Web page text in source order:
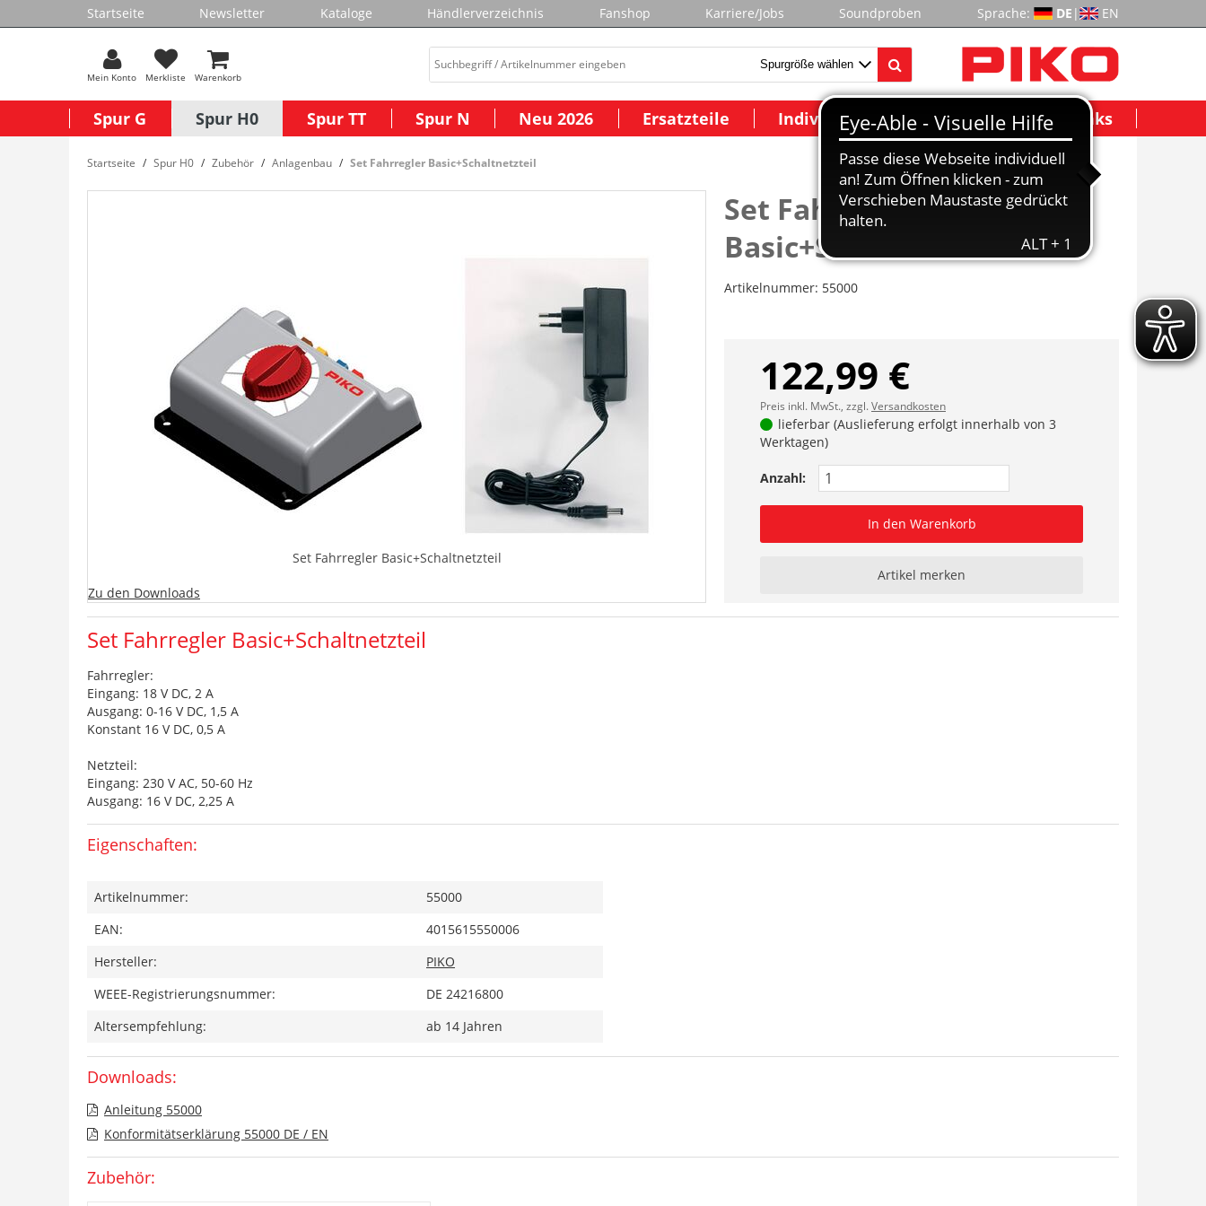
Startseite Newsletter Kataloge Händlerverzeichnis Fanshop Karriere/Jobs Soundproben Sprache: DE | EN
Mein Konto Merkliste Warenkorb
Spur G Spur H0 Spur TT Spur N Neu 2026 Ersatzteile Individuelle Modelle Wichtige Links
Startseite Spur H0 Zubehör Anlagenbau Set Fahrregler Basic+Schaltnetzteil
Set Fahrregler Basic+Schaltnetzteil
Zu den Downloads
Set Fahrregler
Basic+Schaltnetzteil
Artikelnummer: 55000
122,99 €
Preis inkl. MwSt., zzgl.Versandkosten
lieferbar (Auslieferung erfolgt innerhalb von 3
Werktagen)
Anzahl:
In den Warenkorb
Artikel merken
Set Fahrregler Basic+Schaltnetzteil
Fahrregler:
Eingang: 18 V DC, 2 A
Ausgang: 0-16 V DC, 1,5 A
Konstant 16 V DC, 0,5 A
Netzteil:
Eingang: 230 V AC, 50-60 Hz
Ausgang: 16 V DC, 2,25 A
Eigenschaften:
Artikelnummer:
55000
EAN:
4015615550006
Hersteller:
PIKO
WEEE-Registrierungsnummer:
DE 24216800
Altersempfehlung:
ab 14 Jahren
Downloads:
Anleitung 55000
Konformitätserklärung 55000 DE / EN
Zubehör: